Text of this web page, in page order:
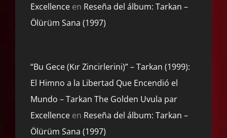
Excellence en Reseña del álbum: Tarkan –
Ölürüm Sana (1997)
“Bu Gece (Kır Zincirlerini)” – Tarkan (1999):
El Himno a la Libertad Que Encendió el
Mundo – Tarkan The Golden Uvula par
Excellence en Reseña del álbum: Tarkan –
Ölürüm Sana (1997)